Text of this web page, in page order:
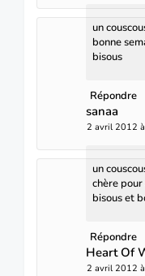
un
bonne
bisous
Répondre
sanaa
2 avril 2012
un
chère
bisous et
Répondre
Heart Of
2 avril 2012